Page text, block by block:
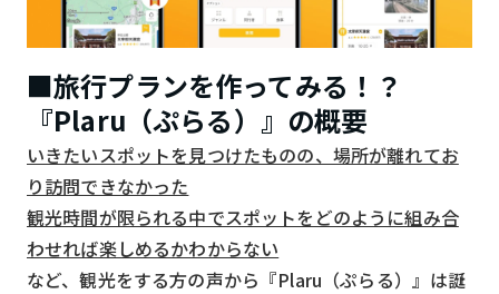
検索する
■旅行プランを作ってみる！？
『Plaru（ぷらる）』の概要
いきたいスポットを見つけたものの、場所が離れてお
り訪問できなかった
観光時間が限られる中でスポットをどのように組み合
わせれば楽しめるかわからない
など、観光をする方の声から『Plaru（ぷらる）』は誕